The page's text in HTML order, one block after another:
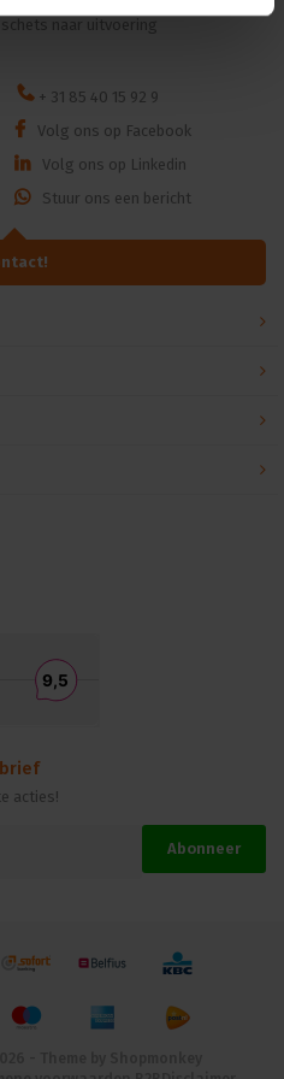
naar uitvoering
+ 31 85 40 15 92 9
Volg ons op Facebook
Volg ons op Linkedin
Stuur ons een bericht
acties!
Abonneer